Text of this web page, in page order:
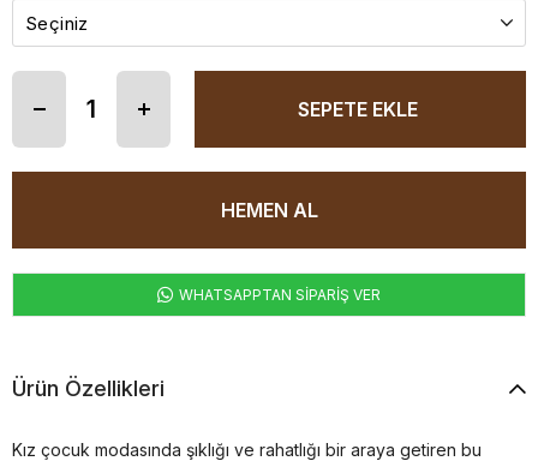
WHATSAPPTAN SİPARİŞ VER
Ürün Özellikleri
Kız çocuk modasında şıklığı ve rahatlığı bir araya getiren bu